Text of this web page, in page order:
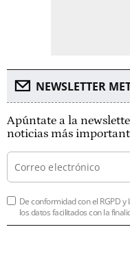
NEWSLETTER
Apúntate a la
noticias más
De conformidad con el RGPD y
los datos facilitados con la